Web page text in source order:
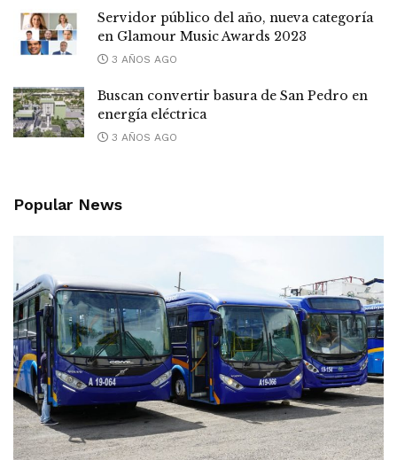
Servidor público del año, nueva categoría
en Glamour Music Awards 2023
3 AÑOS AGO
Buscan convertir basura de San Pedro en
energía eléctrica
3 AÑOS AGO
Popular News